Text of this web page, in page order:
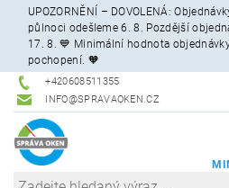
UPOZORNĚNÍ – DOVOLENÁ:
půlnoci odešleme 6. 8. Pozdější
17. 8. 💙 Minimální hodnota
pochopení. 🧡
+420608511355
INFO@SPRAVAOKEN.CZ